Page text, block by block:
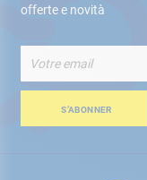
offerte e novità
alla
nostra
Newsletter:S’ABONNER